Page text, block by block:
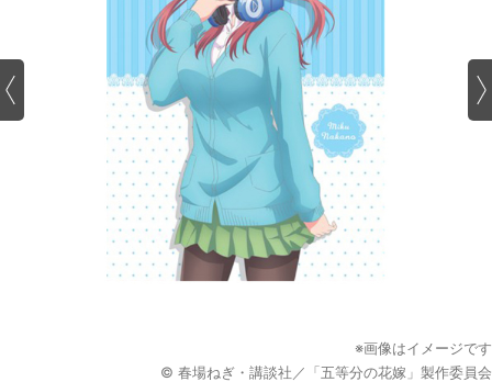
※画像はイメージです
© 春場ねぎ・講談社／「五等分の花嫁」製作委員会